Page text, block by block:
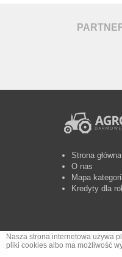
Strona główna
O nas
Mapa kategorii
Kredyty dla
Nasza strona internetowa używa
pliki cookies albo ma możliwość